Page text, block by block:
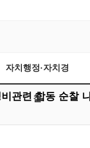
자치행정·자치경
찰
관련 합동 순찰